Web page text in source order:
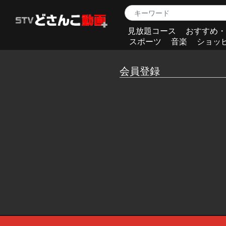
見放題コース
おすすめ
スポーツ
音楽 ショッ
会員登録